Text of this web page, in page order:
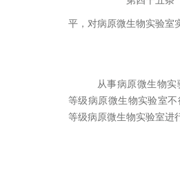
平，对病原微生物实验室
从事病原微生物
等级病原微生物实验室
等级病原微生物实验室进